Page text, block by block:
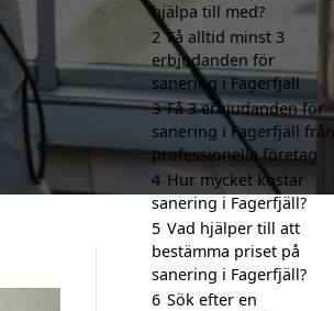
hjälpa till med?
2 Få alltid minst 3
erbjudanden för
sanering i Fagerfjäll
3 Få 3 erbjudanden för
sanering i Fagerfjäll från
professionella företag
4 Hur mycket kostar
sanering i Fagerfjäll?
5 Vad hjälper till att
bestämma priset på
sanering i Fagerfjäll?
6 Sök efter en